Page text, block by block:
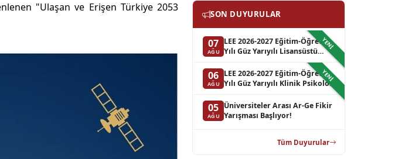
"Ulaşan ve Erişen Türkiye 2053
SON DUYURULAR
YENI
07
AĞU
LEE 2026-2027 Eğitim-Öğretim
Yılı Güz Yarıyılı Lisansüstü
Programlara Başvurular
Hakkında Duyuru (Ek
Kontenjan)
YENI
06
AĞU
LEE 2026-2027 Eğitim-Öğretim
Yılı Güz Yarıyılı Klinik Psikoloji
Lisansüstü Programların Bilim
Sınavı Sonucu Hakkında
Duyuru (Yedek Liste-3)
05
AĞU
Üniversiteler Arası Ar-Ge Fikir
Yarışması Başlıyor!
Tüm Duyurular